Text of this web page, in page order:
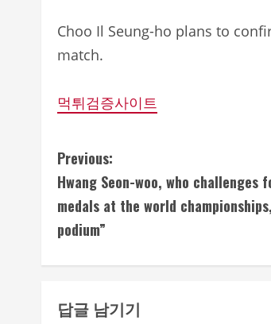
Choo Il Seung-ho plans to
match.
먹튀검증사이트
C
o
n
t
i
Previous:
Hwang Seon-woo, who challenges
medals at the world
podium”
답글 남기기